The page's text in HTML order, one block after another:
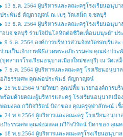
13 ธ.ค. 2564 ผู้บริหารและคณะครูโรงเรียนอนุ
ประพันธ์ ตัญกาญจน์ ณ เมรุ วัดเสม็ด จ.ชลบุรี
13 ธ.ค. 2564 ผู้บริหารและคณะครูโรงเรียนอนุบา
''อบจ.ชลบุรี ร่วมใจปันโลหิตต่อชีวิตเพื่อนมนุษย์'' ปร
9 ธ.ค. 2564 องค์การบริหารส่วนจังหวัดชลบุรีแล
ร่วมเป็นเจ้าภาพพิธีสวดพระอภิธรรมศพ คุณพ่อป
(บุคลากรโรงเรียนอนุบาลเมืองใหม่ชลบุรี) ณ วัดเส
7 ธ.ค. 2564 ผู้บริหารและคณะครู โรงเรียนอนุบา
อภิธรรมศพ คุณพ่อประพันธ์ ตัญกาญจน์
25 พ.ย.2564 นายวิทยา คุณปลื้ม นายกองค์การบ
พร้อมด้วยคณะผู้บริหารและครู โรงเรียนอนุบาลเมื
พ่อมงคล กวีกิจวิรัตน์ บิดาของ คุณครูจุฬาลักษณ์ เชื้
24 พ.ย.2564 ผู้บริหารและคณะครู โรงเรียนอนุบ
อภิธรรมศพ คุณพ่อมงคล กวีกิจวิรัตน์ บิดาของ คุณ
18 พ.ย.2564 ผู้บริหารและคณะครูโรงเรียนอนุบ